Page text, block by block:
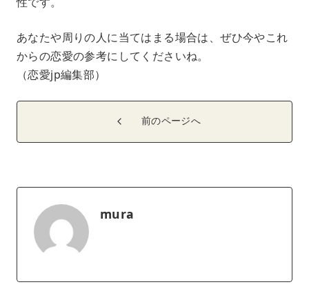
あなたや周りの人に当てはまる場合は、ぜひ今やこれ
からの恋愛の参考にしてくださいね。
（恋愛jp編集部）
前のページへ
mura